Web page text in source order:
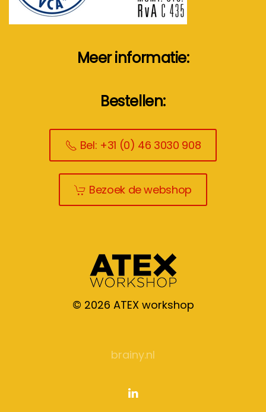
Meer informatie:
Bestellen:
Bel: +31 (0) 46 3030 908
Bezoek de webshop
© 2026 ATEX workshop
brainy.nl